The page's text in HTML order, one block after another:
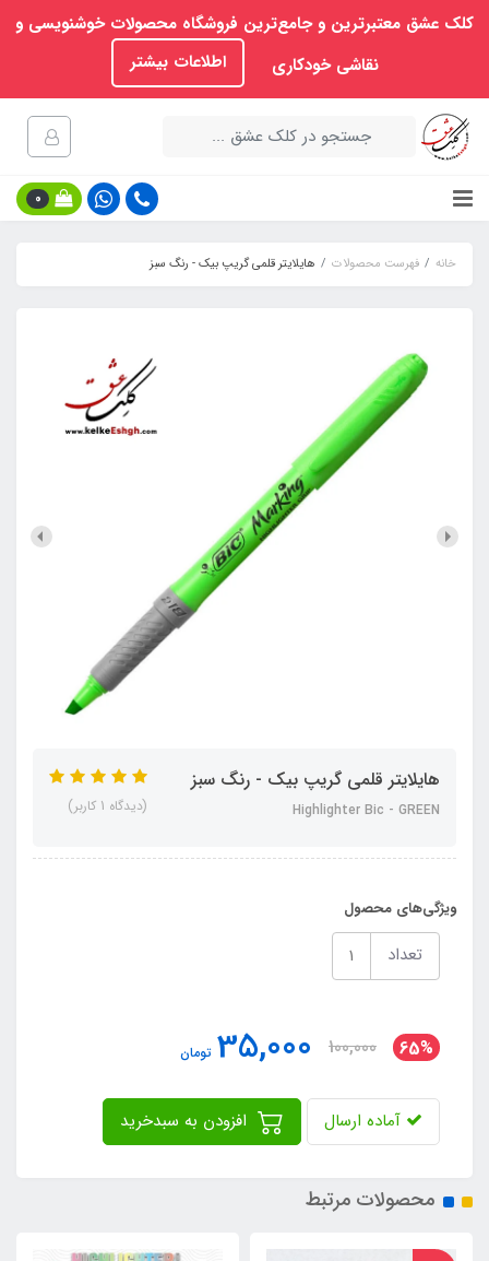
کلک عشق معتبرترین و جامع‌ترین فروشگاه محصولات خوشنویسی و
نقاشی خودکاری
اطلاعات بیشتر
0
خانه فهرست محصولات هایلایتر قلمی گریپ بیک - رنگ سبز
هایلایتر قلمی گریپ بیک - رنگ سبز
Highlighter Bic - GREEN (دیدگاه 1 کاربر)
ویژگی‌های محصول
تعداد
65%
100,000
35,000 تومان
آماده ارسال
محصولات مرتبط